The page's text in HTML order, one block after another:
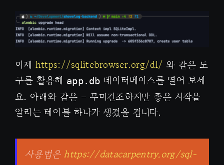
이제 https://sqlitebrowser.org/dl/ 와 같은 도
구를 활용해 app.db 데이터베이스를 열어 보세
요. 아래와 같은 – 무미건조하지만 좋은 시작을
알리는 테이블 하나가 생겼을 겁니다.
사용법은https://datacarpentry.org/sql-